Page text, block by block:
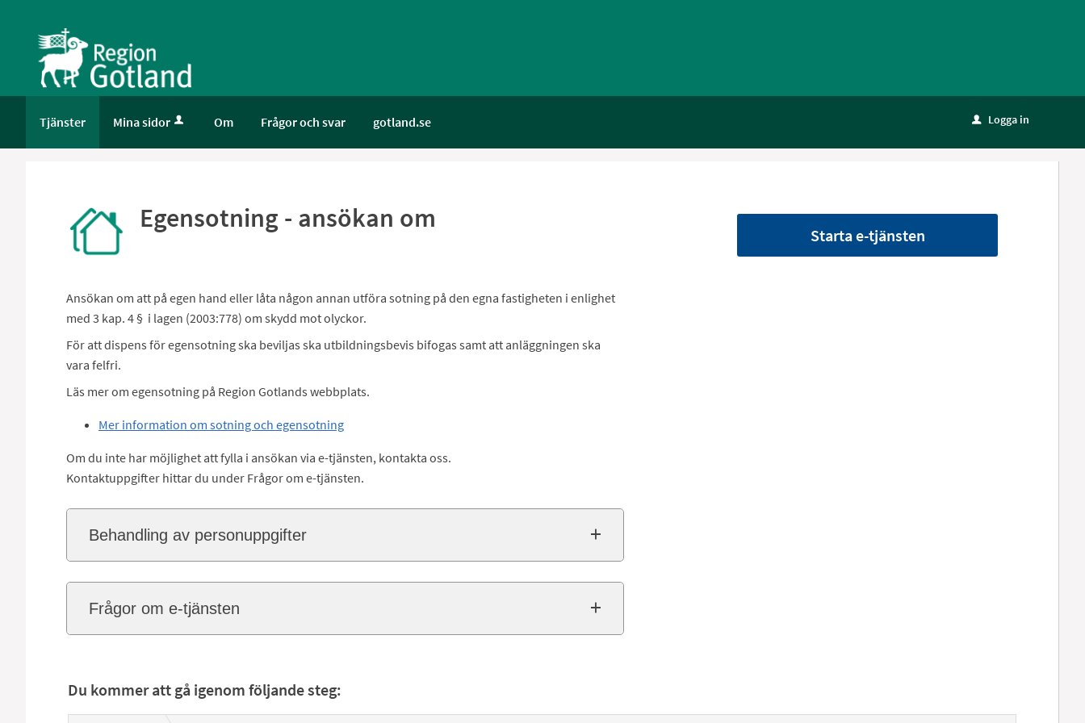
tjänster
-
GotlandTjänster Mina sidor Om Frågor och svar gotland.se u Logga in
Egensotning - ansökan om
Ansökan om att på egen hand eller låta någon annan utföra sotning på den egna fastigheten i enlighet
med 3 kap. 4 § i lagen (2003:778) om skydd mot olyckor.
För att dispens för egensotning ska beviljas ska utbildningsbevis bifogas samt att anläggningen ska
vara felfri.
Läs mer om egensotning på Region Gotlands webbplats.
Mer information om sotning och egensotning
Om du inte har möjlighet att fylla i ansökan via e-tjänsten, kontakta oss.
Kontaktuppgifter hittar du under Frågor om e-tjänsten.
Behandling av personuppgifter
Frågor om e-tjänsten
Starta e-tjänsten
Du kommer att gå igenom följande steg: